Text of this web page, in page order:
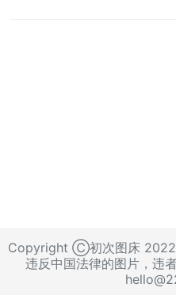
Copyright Ⓒ初次图床 2022
违反中国法律的图片，违